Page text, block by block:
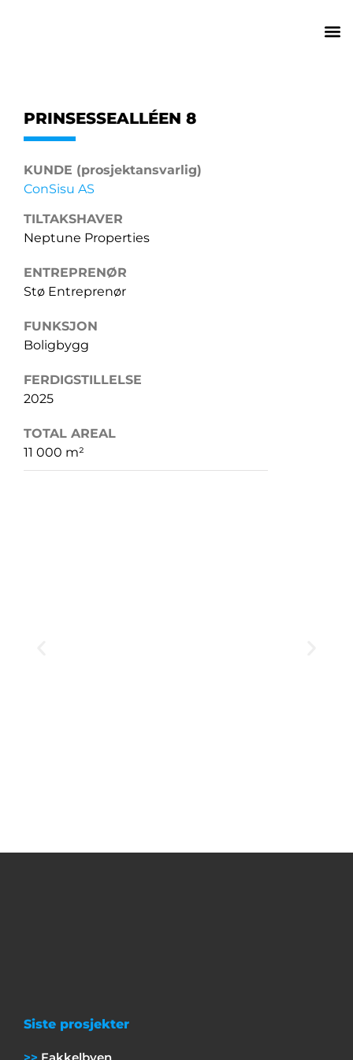
PRINSESSEALLÉEN 8
KUNDE (prosjektansvarlig)
ConSisu AS
TILTAKSHAVER
Neptune Properties
ENTREPRENØR
Stø Entreprenør
FUNKSJON
Boligbygg
FERDIGSTILLELSE
2025
TOTAL AREAL
11 000 m²
Siste prosjekter